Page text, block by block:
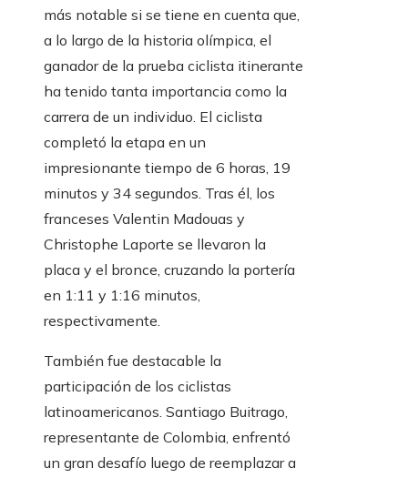
más notable si se tiene en cuenta que,
a lo largo de la historia olímpica, el
ganador de la prueba ciclista itinerante
ha tenido tanta importancia como la
carrera de un individuo. El ciclista
completó la etapa en un
impresionante tiempo de 6 horas, 19
minutos y 34 segundos. Tras él, los
franceses Valentin Madouas y
Christophe Laporte se llevaron la
placa y el bronce, cruzando la portería
en 1:11 y 1:16 minutos,
respectivamente.
También fue destacable la
participación de los ciclistas
latinoamericanos. Santiago Buitrago,
representante de Colombia, enfrentó
un gran desafío luego de reemplazar a